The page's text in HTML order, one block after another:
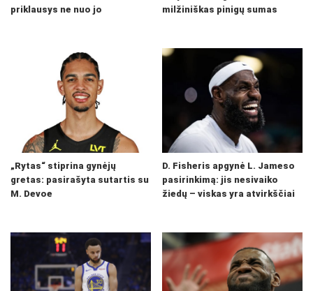
priklausys ne nuo jo
milžiniškas pinigų sumas
„Rytas“ stiprina gynėjų
gretas: pasirašyta sutartis su
M. Devoe
D. Fisheris apgynė L. Jameso
pasirinkimą: jis nesivaiko
žiedų – viskas yra atvirkščiai